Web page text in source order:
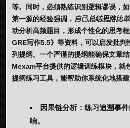
等。同时，必须熟练识别逻辑谬误，
第一源的经验强调， 自己总结思路比
动分析高频题目，形成个性化的思考
GRE写作5.5》等资料，可以启发批判
列提纲。一个严谨的提纲能确保文章结
Mexam平台提供的逻辑训练模块，就
提纲练习工具，能帮助你系统化地搭建
因果链分析：练习追溯事
响。